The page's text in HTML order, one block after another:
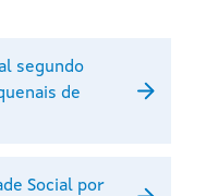
segundo
de
Social por